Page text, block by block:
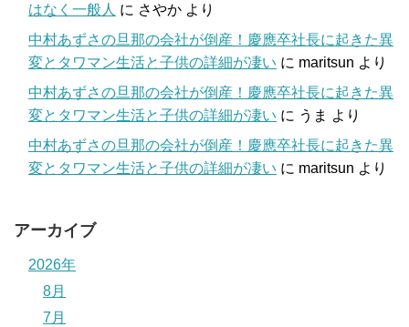
はなく一般人 に さやか より
中村あずさの旦那の会社が倒産！慶應卒社長に起きた異
変とタワマン生活と子供の詳細が凄い に maritsun より
中村あずさの旦那の会社が倒産！慶應卒社長に起きた異
変とタワマン生活と子供の詳細が凄い に うま より
中村あずさの旦那の会社が倒産！慶應卒社長に起きた異
変とタワマン生活と子供の詳細が凄い に maritsun より
アーカイブ
2026年
8月
7月